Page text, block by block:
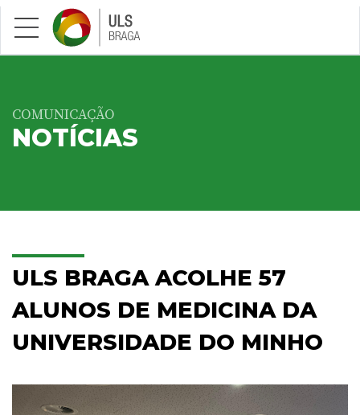
Saltar para conteúdo principal
COMUNICAÇÃO
NOTÍCIAS
ULS BRAGA ACOLHE 57
ALUNOS DE MEDICINA DA
UNIVERSIDADE DO MINHO